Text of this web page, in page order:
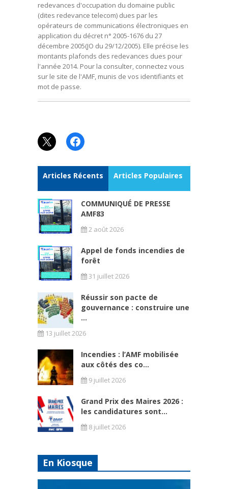
redevances d'occupation du domaine public
(dites redevance telecom) dues par les
opérateurs de communications électroniques en
application du décret n° 2005-1676 du 27
décembre 2005(JO du 29/12/2005). Elle précise les
montants plafonds des redevances dues pour
l'année 2014. Pour la consulter, connectez vous
sur le site de l'AMF, munis de vos identifiants et
mot de passe.
X Facebook
Articles Récents Articles Populaires
COMMUNIQUÉ DE PRESSE
AMF83
2 août 2026
Appel de fonds incendies de
forêt
31 juillet 2026
Réussir son pacte de
gouvernance : construire une
...
13 juillet 2026
Incendies : l’AMF mobilisée
aux côtés des co...
9 juillet 2026
Grand Prix des Maires 2026 :
les candidatures sont...
8 juillet 2026
En Kiosque